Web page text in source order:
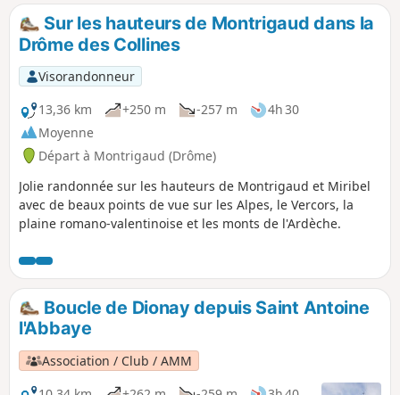
Sur les hauteurs de Montrigaud dans la
Drôme des Collines
Visorandonneur
13,36 km
+250 m -257 m
4h 30
Moyenne
Départ à Montrigaud (Drôme)
Jolie randonnée sur les hauteurs de Montrigaud et Miribel
avec de beaux points de vue sur les Alpes, le Vercors, la
plaine romano-valentinoise et les monts de l'Ardèche.
Boucle de Dionay depuis Saint Antoine
l'Abbaye
Association / Club / AMM